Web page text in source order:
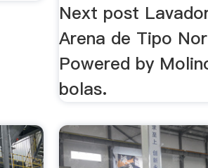
Next post
Arena de Tipo
Powered by
bolas.